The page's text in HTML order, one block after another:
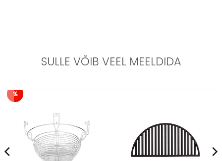
SULLE VÕIB VEEL MEELDIDA
%